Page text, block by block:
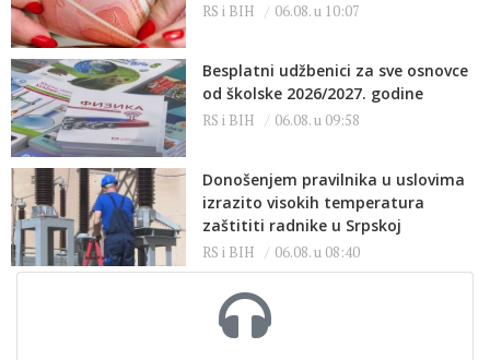
RS i BIH 06.08. u 10:07
Besplatni udžbenici za sve osnovce
od školske 2026/2027. godine
RS i BIH 06.08. u 09:58
Donošenjem pravilnika u uslovima
izrazito visokih temperatura
zaštititi radnike u Srpskoj
RS i BIH 06.08. u 08:40